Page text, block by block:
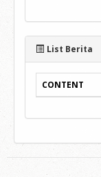
List Berita
CONTENT